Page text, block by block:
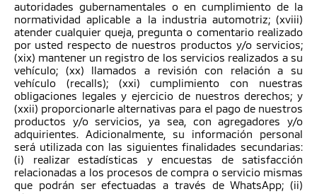
autoridades gubernamentales o en cumplimiento de la
normatividad aplicable a la industria automotriz; (xviii)
atender cualquier queja, pregunta o comentario realizado
por usted respecto de nuestros productos y/o servicios;
(xix) mantener un registro de los servicios realizados a su
vehículo; (xx) llamados a revisión con relación a su
vehículo (recalls); (xxi) cumplimiento con nuestras
obligaciones legales y ejercicio de nuestros derechos; y
(xxii) proporcionarle alternativas para el pago de nuestros
productos y/o servicios, ya sea, con agregadores y/o
adquirientes. Adicionalmente, su información personal
será utilizada con las siguientes finalidades secundarias:
(i) realizar estadísticas y encuestas de satisfacción
relacionadas a los procesos de compra o servicio mismas
que podrán ser efectuadas a través de WhatsApp; (ii)